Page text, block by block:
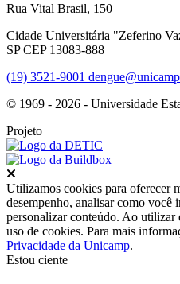
Rua Vital Brasil, 150
Cidade Universitária "Zeferino
SP CEP 13083-888
(19) 3521-9001
© 1969 - 2026 - Universidade
Projeto
Utilizamos cookies para oferecer
desempenho, analisar como você
personalizar conteúdo. Ao utilizar
uso de cookies. Para mais
Privacidade da Unicamp.
Estou ciente